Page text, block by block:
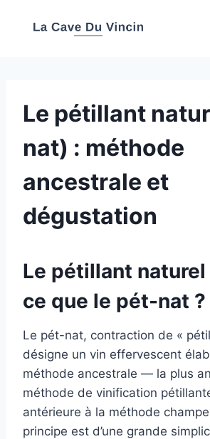
Le pétillant
nat) : méthode
ancestrale et
dégustation
Le pétillant naturel
ce que le pét-nat ?
Le pét-nat, contraction de «
désigne un vin effervescent
méthode ancestrale — la plus
méthode de vinification
antérieure à la méthode
principe est d’une grande